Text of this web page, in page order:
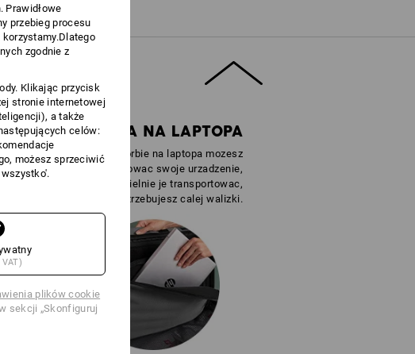
% Poliester
%
Poliamid
TORBA NA LAPTOPA
Dzieki wyjmowanej torbie na laptopa mozesz
nie tylko bezpiecznie schowac swoje urzadzenie,
ale takze oddzielnie je transportowac,
jesli akurat nie potrzebujesz calej walizki.
Prawidłowe
przebieg procesu
zgodnie z
Klikając przycisk
stronie internetowej
a także
celów:
możesz sprzeciwić
plików cookie
sekcji „Skonfiguruj